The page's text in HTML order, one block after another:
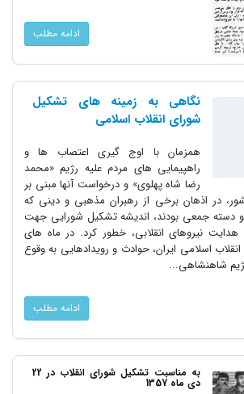
ادامه مطلب
نگاهی به زمینه های تشکیل
شورای انقلاب اسلامی
همزمان با اوج گیری اعتصاب ها و
راهپیمایی های مردم علیه رژیم «محمد
رضا شاه پهلوی» و درخواست آنها مبنی بر
در اذهان برخی از رهبران مذهبی و دینی که
دسته جمعی بودند، اندیشه تشکیل شورایی جهت
نیروهای انقلابی، خطور کرد. در ماه های
اسلامی ایران، حوادث و رویدادهایی به وقوع
شاهنشاهی...
ادامه مطلب
به مناسبت تشکیل شورای انقلاب در 22
دی ماه 1357